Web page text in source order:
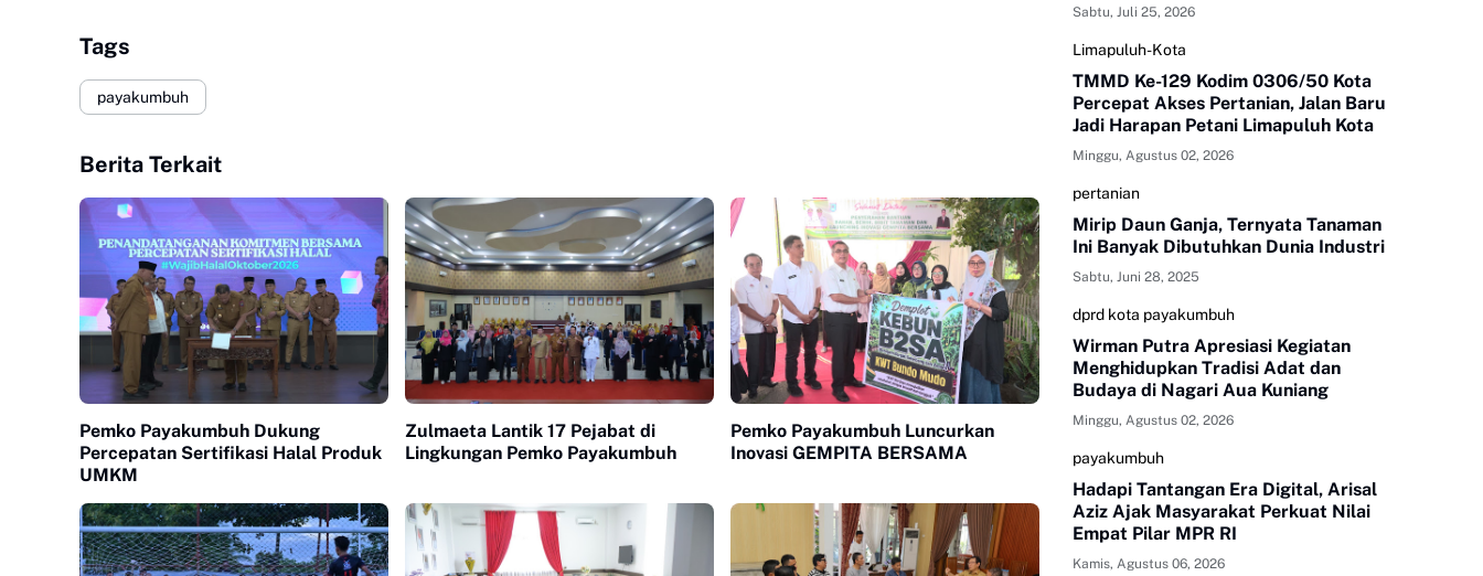
Tags
payakumbuh
Berita Terkait
Pemko Payakumbuh Dukung
Percepatan Sertifikasi Halal Produk
UMKM
Zulmaeta Lantik 17 Pejabat di
Lingkungan Pemko Payakumbuh
Pemko Payakumbuh Luncurkan
Inovasi GEMPITA BERSAMA
Sabtu, Juli 25, 2026
Limapuluh-Kota
TMMD Ke-129 Kodim 0306/50 Kota
Percepat Akses Pertanian, Jalan Baru
Jadi Harapan Petani Limapuluh Kota
Minggu, Agustus 02, 2026
pertanian
Mirip Daun Ganja, Ternyata Tanaman
Ini Banyak Dibutuhkan Dunia Industri
Sabtu, Juni 28, 2025
dprd kota payakumbuh
Wirman Putra Apresiasi Kegiatan
Menghidupkan Tradisi Adat dan
Budaya di Nagari Aua Kuniang
Minggu, Agustus 02, 2026
payakumbuh
Hadapi Tantangan Era Digital, Arisal
Aziz Ajak Masyarakat Perkuat Nilai
Empat Pilar MPR RI
Kamis, Agustus 06, 2026